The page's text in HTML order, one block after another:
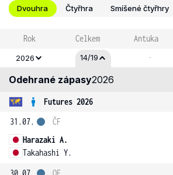
Dvouhra Čtyřhra Smíšené čtyřhry
Rok Celkem Antuka
2026 14/19 -
Odehrané zápasy2026
Futures 2026
31.07.
Harazaki A.
Takahashi Y.
ČF
30.07.
OF